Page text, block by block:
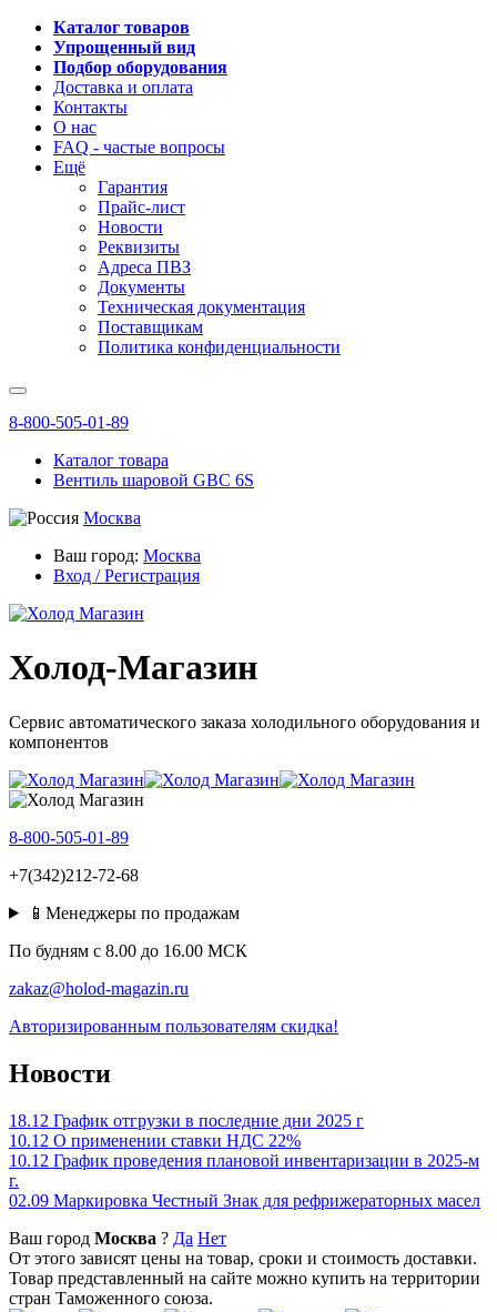
Каталог товаров
Упрощенный вид
Подбор оборудования
Доставка и оплата
Контакты
О нас
FAQ - частые вопросы
Ещё
Гарантия
Прайс-лист
Новости
Реквизиты
Адреса ПВЗ
Документы
Техническая документация
Поставщикам
Политика конфиденциальности
8-800-505-01-89
Каталог товара
Вентиль шаровой GBC 6S
Москва
Ваш город: Москва
Вход / Регистрация
Холод-Магазин
Сервис автоматического заказа холодильного оборудования и
компонентов
8-800-505-01-89
+7(342)212-72-68
📱Менеджеры по продажам
По будням c 8.00 до 16.00 МСК
zakaz@holod-magazin.ru
Авторизированным пользователям скидка!
Новости
18.12 График отгрузки в последние дни 2025 г
10.12 О применении ставки НДС 22%
10.12 График проведения плановой инвентаризации в 2025-м
г.
02.09 Маркировка Честный Знак для рефрижераторных масел
Ваш город Москва ? Да Нет
От этого зависят цены на товар, сроки и стоимость доставки.
Товар представленный на сайте можно купить на территории
стран Таможенного союза.